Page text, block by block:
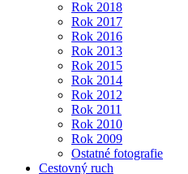
Rok 2018
Rok 2017
Rok 2016
Rok 2013
Rok 2015
Rok 2014
Rok 2012
Rok 2011
Rok 2010
Rok 2009
Ostatné fotografie
Cestovný ruch